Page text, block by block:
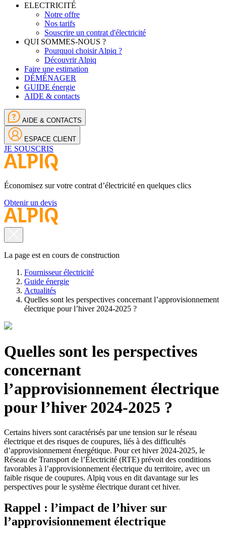
ELECTRICITÉ
Notre offre
Nos tarifs
Souscrire un contrat d'électricité
QUI SOMMES-NOUS ?
Pourquoi choisir Alpiq ?
Découvrir Alpiq
Faire une estimation
DÉMÉNAGER
GUIDE énergie
AIDE & contacts
AIDE & CONTACTS
ESPACE CLIENT
JE SOUSCRIS
Économisez sur votre contrat d’électricité en quelques clics
Obtenir un devis
La page est en cours de construction
Fournisseur électricité
Guide énergie
Actualités
Quelles sont les perspectives concernant l’approvisionnement
électrique pour l’hiver 2024-2025 ?
Quelles sont les perspectives
concernant
l’approvisionnement électrique
pour l’hiver 2024-2025 ?
Certains hivers sont caractérisés par une tension sur le réseau
électrique et des risques de coupures, liés à des difficultés
d’approvisionnement énergétique. Pour cet hiver 2024-2025, le
Réseau de Transport de l’Électricité (RTE) prévoit des conditions
favorables à l’approvisionnement électrique du territoire, avec un
faible risque de coupures. Alpiq vous en dit davantage sur les
perspectives pour le système électrique durant cet hiver.
Rappel : l’impact de l’hiver sur
l’approvisionnement électrique